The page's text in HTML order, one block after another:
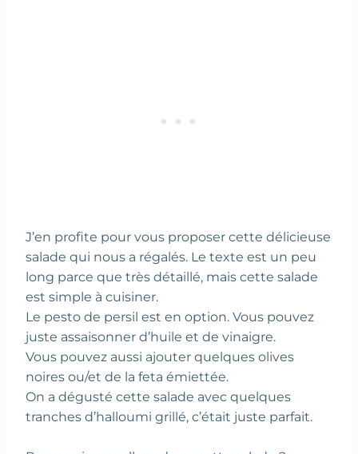
J’en profite pour vous proposer cette délicieuse
salade qui nous a régalés. Le texte est un peu
long parce que très détaillé, mais cette salade
est simple à cuisiner.
Le pesto de persil est en option. Vous pouvez
juste assaisonner d’huile et de vinaigre.
Vous pouvez aussi ajouter quelques olives
noires ou/et de la feta émiettée.
On a dégusté cette salade avec quelques
tranches d’halloumi grillé, c’était juste parfait.